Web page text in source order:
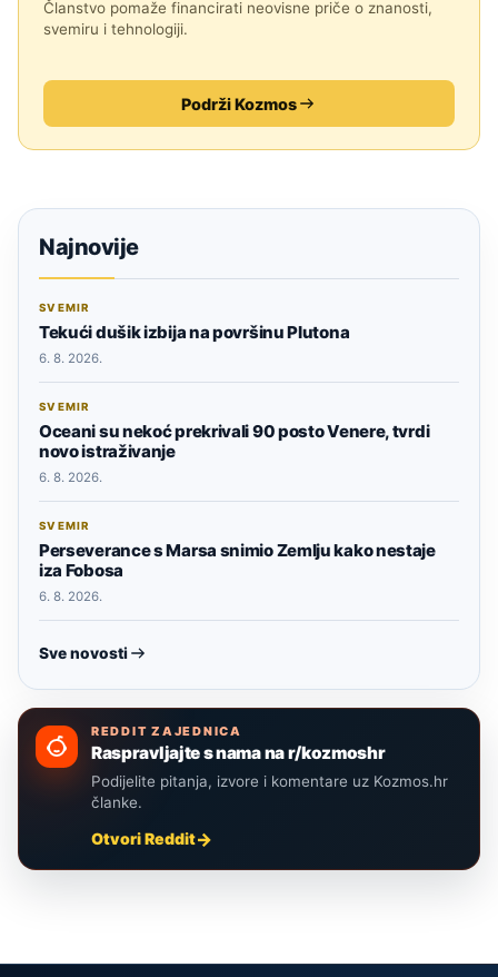
Članstvo pomaže financirati neovisne priče o znanosti,
svemiru i tehnologiji.
Podrži Kozmos
Najnovije
SVEMIR
Tekući dušik izbija na površinu Plutona
6. 8. 2026.
SVEMIR
Oceani su nekoć prekrivali 90 posto Venere, tvrdi
novo istraživanje
6. 8. 2026.
SVEMIR
Perseverance s Marsa snimio Zemlju kako nestaje
iza Fobosa
6. 8. 2026.
Sve novosti
REDDIT ZAJEDNICA
Raspravljajte s nama na r/kozmoshr
Podijelite pitanja, izvore i komentare uz Kozmos.hr
članke.
Otvori Reddit